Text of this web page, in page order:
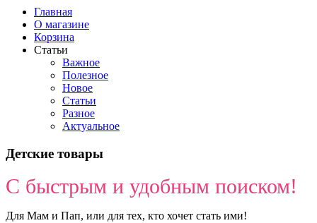
Главная
О магазине
Корзина
Статьи
Важное
Полезное
Новое
Статьи
Разное
Актуальное
Детские товары
С быстрым и удобным поиском!
Для Мам и Пап, или для тех, кто хочет стать ими!